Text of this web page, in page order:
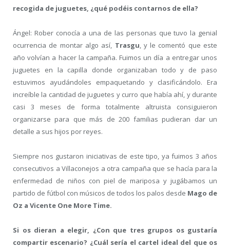
recogida de juguetes, ¿qué podéis contarnos de ella?
Ángel: Rober conocía a una de las personas que tuvo la genial
ocurrencia de montar algo así, Trasgu, y le comentó que este
año volvían a hacer la campaña. Fuimos un día a entregar unos
juguetes en la capilla donde organizaban todo y de paso
estuvimos ayudándoles empaquetando y clasificándolo. Era
increíble la cantidad de juguetes y curro que había ahí, y durante
casi 3 meses de forma totalmente altruista consiguieron
organizarse para que más de 200 familias pudieran dar un
detalle a sus hijos por reyes.
Siempre nos gustaron iniciativas de este tipo, ya fuimos 3 años
consecutivos a Villaconejos a otra campaña que se hacía para la
enfermedad de niños con piel de mariposa y jugábamos un
partido de fútbol con músicos de todos los palos desde Mago de
Oz a Vicente One More Time.
Si os dieran a elegir, ¿Con que tres grupos os gustaría
compartir escenario? ¿Cuál sería el cartel ideal del que os